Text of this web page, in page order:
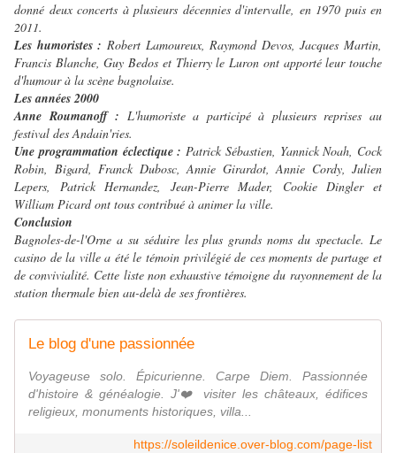
donné deux concerts à plusieurs décennies d'intervalle, en 1970 puis en
2011.
Les humoristes : Robert Lamoureux, Raymond Devos, Jacques Martin,
Francis Blanche, Guy Bedos et Thierry le Luron ont apporté leur touche
d'humour à la scène bagnolaise.
Les années 2000
Anne Roumanoff : L'humoriste a participé à plusieurs reprises au
festival des Andain'ries.
Une programmation éclectique : Patrick Sébastien, Yannick Noah, Cock
Robin, Bigard, Franck Dubosc, Annie Girardot, Annie Cordy, Julien
Lepers, Patrick Hernandez, Jean-Pierre Mader, Cookie Dingler et
William Picard ont tous contribué à animer la ville.
Conclusion
Bagnoles-de-l'Orne a su séduire les plus grands noms du spectacle. Le
casino de la ville a été le témoin privilégié de ces moments de partage et
de convivialité. Cette liste non exhaustive témoigne du rayonnement de la
station thermale bien au-delà de ses frontières.
Le blog d'une passionnée
Voyageuse solo. Épicurienne. Carpe Diem. Passionnée
d'histoire & généalogie. J'❤️ visiter les châteaux, édifices
religieux, monuments historiques, villa...
https://soleildenice.over-blog.com/page-list